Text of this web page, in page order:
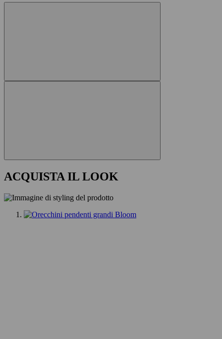
ACQUISTA IL LOOK